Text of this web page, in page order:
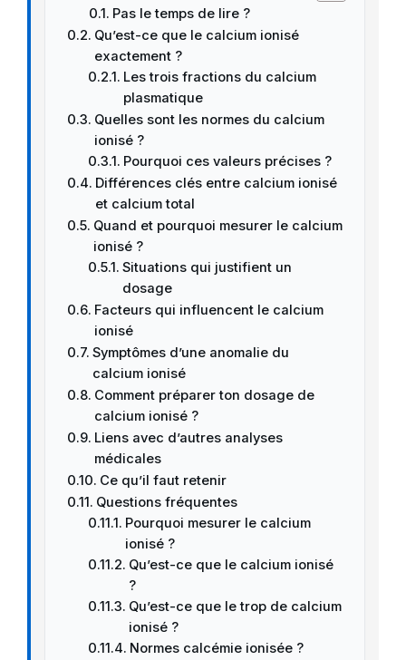
Pas le temps de lire ?
Qu’est-ce que le calcium ionisé
exactement ?
Les trois fractions du calcium
plasmatique
Quelles sont les normes du calcium
ionisé ?
Pourquoi ces valeurs précises ?
Différences clés entre calcium ionisé
et calcium total
Quand et pourquoi mesurer le calcium
ionisé ?
Situations qui justifient un
dosage
Facteurs qui influencent le calcium
ionisé
Symptômes d’une anomalie du
calcium ionisé
Comment préparer ton dosage de
calcium ionisé ?
Liens avec d’autres analyses
médicales
Ce qu’il faut retenir
Questions fréquentes
Pourquoi mesurer le calcium
ionisé ?
Qu’est-ce que le calcium ionisé
?
Qu’est-ce que le trop de calcium
ionisé ?
Normes calcémie ionisée ?